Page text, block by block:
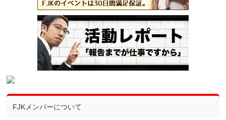
FJKメンバーについて